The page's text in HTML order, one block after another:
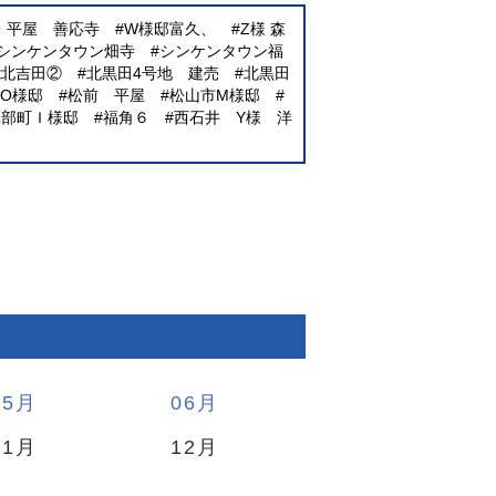
平屋 善応寺 W様邸富久、
Z様 森
ンケンタウン畑寺
シンケンタウン福
北吉田②
北黒田4号地 建売
北黒田
様邸
松前 平屋
松山市M様邸
町Ｉ様邸
福角６ 西石井 Y様 洋
06
12